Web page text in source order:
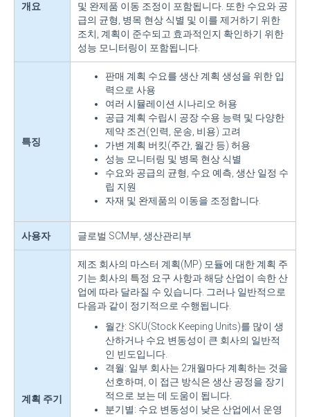
개요
및 완제품 이동 조정이 포함됩니다. 또한 수요와 공
급의 균형, 병목 현상 식별 및 이를 제거하기 위한
조치, 계획이 준수되고 효과적인지 확인하기 위한
성능 모니터링이 포함됩니다.
특징
판매 계획 수요를 생산 계획 생성을 위한 입
력으로 사용
여러 시뮬레이션 시나리오 허용
공급 계획 수립시 공장 수용 능력 및 다양한
제약 조건(인력, 운송, 비용) 고려
가변 계획 버킷(주간, 월간 등) 허용
성능 모니터링 및 병목 현상 식별
수요와 공급의 균형, 수요 예측, 생산 일정 수
립 지원
자재 및 완제품의 이동을 조정합니다.
사용자 글로벌 SCM부, 생산관리부
계획 주기
제조 회사의 마스터 계획(MP) 모듈에 대한 계획 주
기는 회사의 특정 요구 사항과 해당 산업이 속한 산
업에 따라 달라질 수 있습니다. 그러나 일반적으로
다음과 같이 정기적으로 수행됩니다.
월간: SKU(Stock Keeping Units)를 많이 생
산하거나 수요 변동성이 큰 회사의 일반적
인 빈도입니다.
격월: 일부 회사는 2개월마다 계획하는 것을
선호하며, 이 접근 방식은 생산 공정을 장기
적으로 보는 데 도움이 됩니다.
분기별: 수요 변동성이 낮은 산업에서 운영